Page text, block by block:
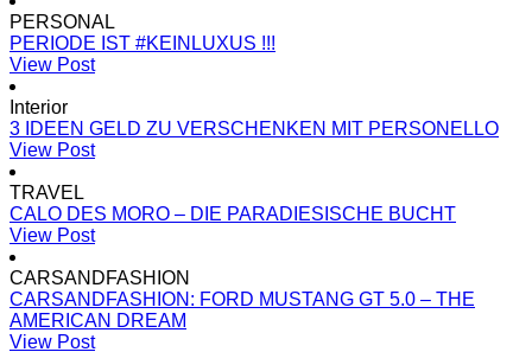
PERSONAL
PERIODE IST #KEINLUXUS !!!
View Post
Interior
3 IDEEN GELD ZU VERSCHENKEN MIT PERSONELLO
View Post
TRAVEL
CALO DES MORO – DIE PARADIESISCHE BUCHT
View Post
CARSANDFASHION
CARSANDFASHION: FORD MUSTANG GT 5.0 – THE
AMERICAN DREAM
View Post